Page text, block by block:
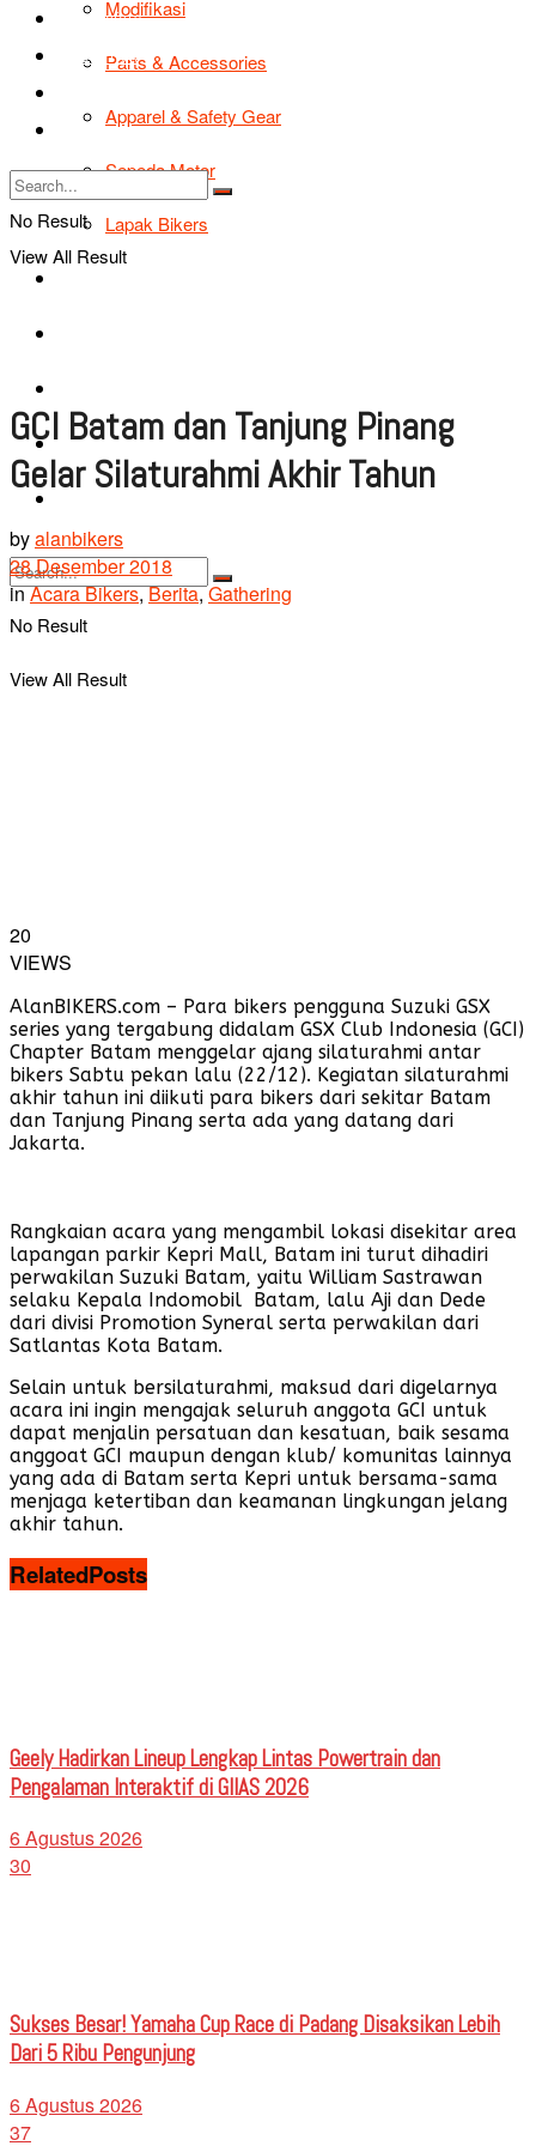
Modifikasi
Parts & Accessories
Apparel & Safety Gear
Sepeda Motor
Lapak Bikers
Bikers Cars
No Result
View All Result
Road Safety
TIPS & TRIK
Tentang Kami
No Result
View All Result
GCI Batam dan Tanjung Pinang
Gelar Silaturahmi Akhir Tahun
byalanbikers
28 Desember 2018
inAcara Bikers,Berita,Gathering
20
VIEWS
AlanBIKERS.com – Para bikers pengguna Suzuki GSX
series yang tergabung didalam GSX Club Indonesia (GCI)
Chapter Batam menggelar ajang silaturahmi antar
bikers Sabtu pekan lalu (22/12). Kegiatan silaturahmi
akhir tahun ini diikuti para bikers dari sekitar Batam
dan Tanjung Pinang serta ada yang datang dari
Jakarta.
Rangkaian acara yang mengambil lokasi disekitar area
lapangan parkir Kepri Mall, Batam ini turut dihadiri
perwakilan Suzuki Batam, yaitu William Sastrawan
selaku Kepala Indomobil Batam, lalu Aji dan Dede
dari divisi Promotion Syneral serta perwakilan dari
Satlantas Kota Batam.
Selain untuk bersilaturahmi, maksud dari digelarnya
acara ini ingin mengajak seluruh anggota GCI untuk
dapat menjalin persatuan dan kesatuan, baik sesama
anggoat GCI maupun dengan klub/ komunitas lainnya
yang ada di Batam serta Kepri untuk bersama-sama
menjaga ketertiban dan keamanan lingkungan jelang
akhir tahun.
RelatedPosts
Geely Hadirkan Lineup Lengkap Lintas Powertrain dan
Pengalaman Interaktif di GIIAS 2026
6 Agustus 2026
30
Sukses Besar! Yamaha Cup Race di Padang Disaksikan Lebih
Dari 5 Ribu Pengunjung
6 Agustus 2026
37